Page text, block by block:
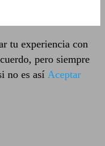
tu experiencia con
pero siempre
no es así Aceptar